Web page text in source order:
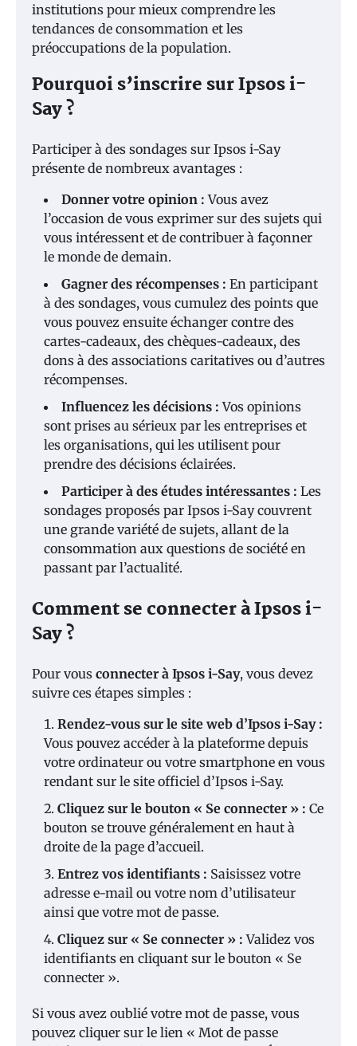
institutions pour mieux comprendre les
tendances de consommation et les
préoccupations de la population.
Pourquoi s’inscrire sur Ipsos i-
Say ?
Participer à des sondages sur Ipsos i-Say
présente de nombreux avantages :
Donner votre opinion : Vous avez
l’occasion de vous exprimer sur des sujets qui
vous intéressent et de contribuer à façonner
le monde de demain.
Gagner des récompenses : En participant
à des sondages, vous cumulez des points que
vous pouvez ensuite échanger contre des
cartes-cadeaux, des chèques-cadeaux, des
dons à des associations caritatives ou d’autres
récompenses.
Influencez les décisions : Vos opinions
sont prises au sérieux par les entreprises et
les organisations, qui les utilisent pour
prendre des décisions éclairées.
Participer à des études intéressantes : Les
sondages proposés par Ipsos i-Say couvrent
une grande variété de sujets, allant de la
consommation aux questions de société en
passant par l’actualité.
Comment se connecter à Ipsos i-
Say ?
Pour vous connecter à Ipsos i-Say, vous devez
suivre ces étapes simples :
Rendez-vous sur le site web d’Ipsos i-Say :
Vous pouvez accéder à la plateforme depuis
votre ordinateur ou votre smartphone en vous
rendant sur le site officiel d’Ipsos i-Say.
Cliquez sur le bouton « Se connecter » : Ce
bouton se trouve généralement en haut à
droite de la page d’accueil.
Entrez vos identifiants : Saisissez votre
adresse e-mail ou votre nom d’utilisateur
ainsi que votre mot de passe.
Cliquez sur « Se connecter » : Validez vos
identifiants en cliquant sur le bouton « Se
connecter ».
Si vous avez oublié votre mot de passe, vous
pouvez cliquer sur le lien « Mot de passe